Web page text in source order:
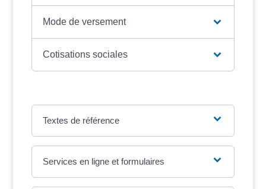
Mode de versement
Cotisations sociales
Textes de référence
Services en ligne et formulaires